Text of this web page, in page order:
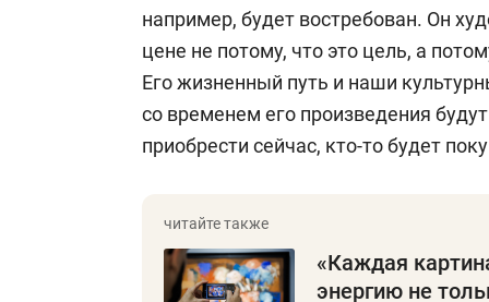
например, будет востребован. Он
цене не потому, что это цель, а
Его жизненный путь и наши
со временем его произведения
приобрести сейчас, кто-то будет
«Каждая
энергию не